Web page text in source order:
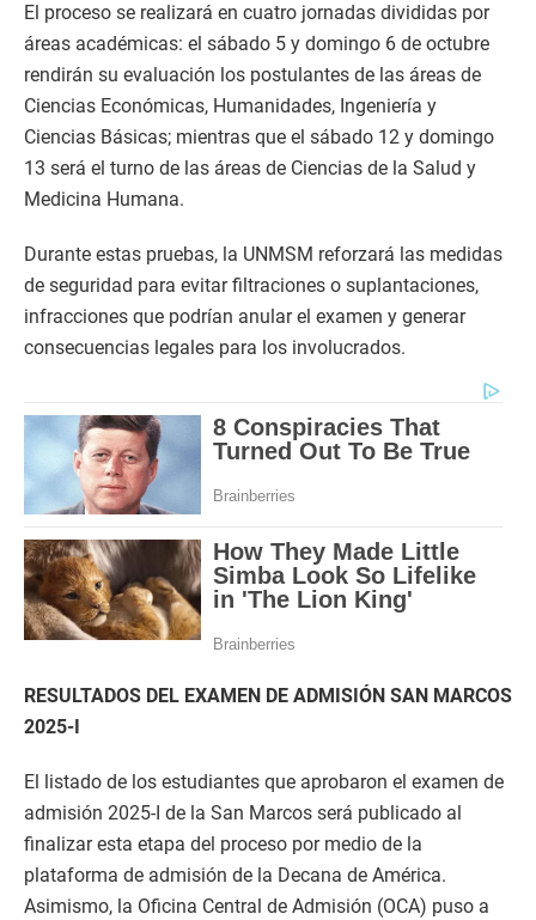
El proceso se realizará en cuatro jornadas divididas por
áreas académicas: el sábado 5 y domingo 6 de octubre
rendirán su evaluación los postulantes de las áreas de
Ciencias Económicas, Humanidades, Ingeniería y
Ciencias Básicas; mientras que el sábado 12 y domingo
13 será el turno de las áreas de Ciencias de la Salud y
Medicina Humana.
Durante estas pruebas, la UNMSM reforzará las medidas
de seguridad para evitar filtraciones o suplantaciones,
infracciones que podrían anular el examen y generar
consecuencias legales para los involucrados.
RESULTADOS DEL EXAMEN DE ADMISIÓN SAN MARCOS
2025-I
El listado de los estudiantes que aprobaron el examen de
admisión 2025-I de la San Marcos será publicado al
finalizar esta etapa del proceso por medio de la
plataforma de admisión de la Decana de América.
Asimismo, la Oficina Central de Admisión (OCA) puso a